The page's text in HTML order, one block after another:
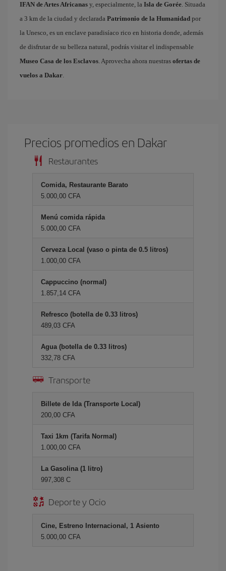
IFAN de Artes Africanas y, especialmente, la Isla de Gorée. Situada
a 3 km de la ciudad y declarada Patrimonio de la Humanidad por
la Unesco, es un enclave paradisíaco rico en historia donde, además
de disfrutar de su belleza natural, podrás visitar el indispensable
Museo Casa de los Esclavos. Aprovecha ahora nuestras ofertas de
vuelos a Dakar.
Precios promedios en Dakar
Restaurantes
Comida, Restaurante Barato
5.000,00 CFA
Menú comida rápida
5.000,00 CFA
Cerveza Local (vaso o pinta de 0.5 litros)
1.000,00 CFA
Cappuccino (normal)
1.857,14 CFA
Refresco (botella de 0.33 litros)
489,03 CFA
Agua (botella de 0.33 litros)
332,78 CFA
Transporte
Billete de Ida (Transporte Local)
200,00 CFA
Taxi 1km (Tarifa Normal)
1.000,00 CFA
La Gasolina (1 litro)
997,308 C
Deporte y Ocio
Cine, Estreno Internacional, 1 Asiento
5.000,00 CFA